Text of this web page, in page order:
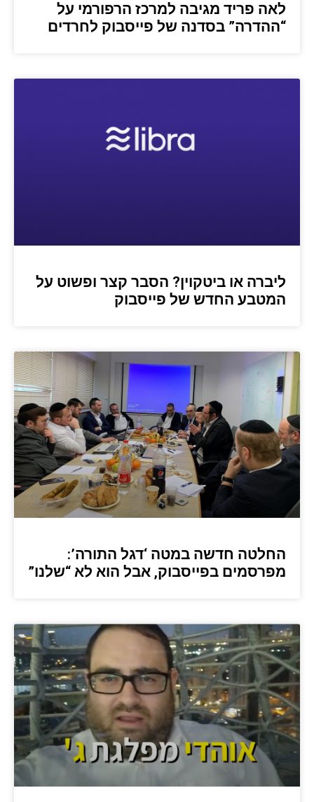
לאה פריד מגיבה למרכז הרפורמי על
“ההדרה” בסדנה של פייסבוק לחרדים
ליברה או ביטקוין? הסבר קצר ופשוט על
המטבע החדש של פייסבוק
החלטה חדשה במטה ‘דגל התורה’:
מפרסמים בפייסבוק, אבל הוא לא “שלנו”